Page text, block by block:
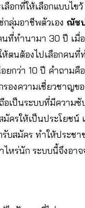
ลือกที่ให้เลือกแบบไข
ลุ่มอาชีพตัวเอง ณัช
ที่ทำนามา 30 ปี เมื่อ
ห้ตนต้องไปเลือกคน
ยกว่า 10 ปี คำถามคื
รองความเชี่ยวชาญข
อเป็นระบบที่มีความซั
มัครให้เป็นประโยชน์
บสมัคร ทำให้ประชา
ไหร่นัก ระบบนี้จึงอา